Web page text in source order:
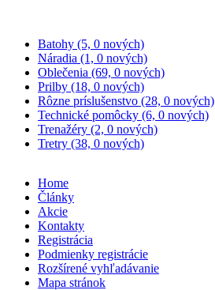
Batohy (5, 0 nových)
Náradia (1, 0 nových)
Oblečenia (69, 0 nových)
Prilby (18, 0 nových)
Rôzne príslušenstvo (28, 0 nových)
Technické pomôcky (6, 0 nových)
Trenažéry (2, 0 nových)
Tretry (38, 0 nových)
Home
Články
Akcie
Kontakty
Registrácia
Podmienky registrácie
Rozšírené vyhľadávanie
Mapa stránok